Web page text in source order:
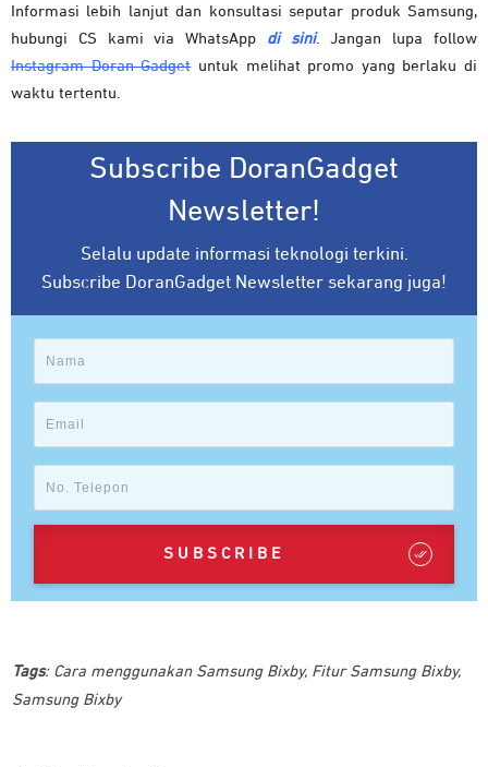
Informasi lebih lanjut dan konsultasi seputar produk Samsung,
hubungi CS kami via WhatsApp di sini. Jangan lupa follow
Instagram Doran Gadgetuntuk melihat promo yang berlaku di
waktu tertentu.
Subscribe DoranGadget
Newsletter!
Selalu update informasi teknologi terkini.
Subscribe DoranGadget Newsletter sekarang juga!
SUBSCRIBE
Tags: Cara menggunakan Samsung Bixby, Fitur Samsung Bixby,
Samsung Bixby